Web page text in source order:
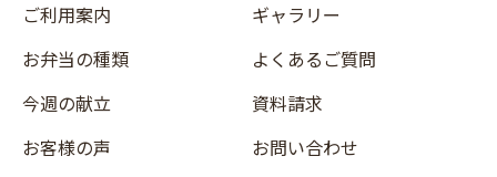
ご利用案内
お弁当の種類
今週の献立
お客様の声
ギャラリー
よくあるご質問
資料請求
お問い合わせ